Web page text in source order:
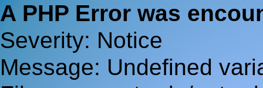
A PHP Error was
Severity: Notice
Message: Undefined